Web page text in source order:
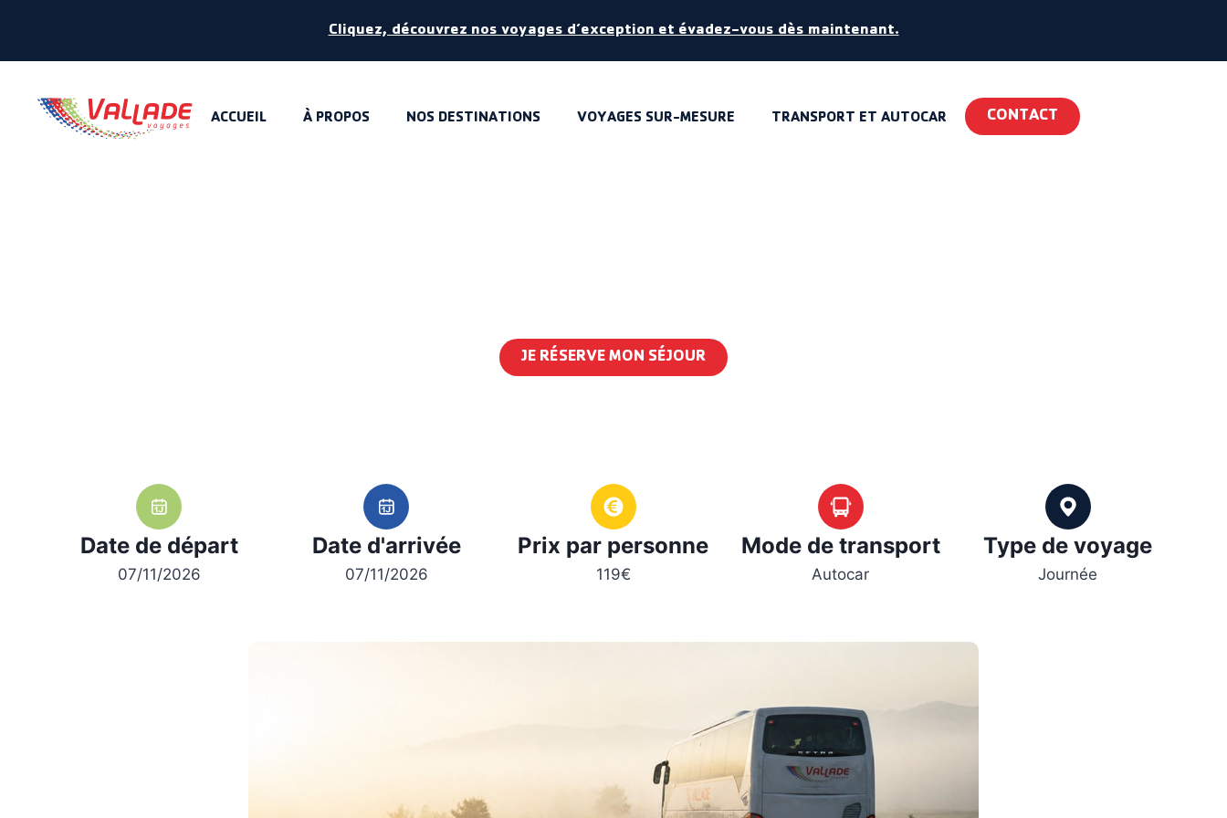
Cliquez, découvrez nos voyages d’exception et évadez-vous dès maintenant.
ACCUEIL À PROPOS NOS DESTINATIONS VOYAGES SUR-MESURE TRANSPORT ET AUTOCAR CONTACT
JE RÉSERVE MON SÉJOUR
Date de départ
07/11/2026
Date d'arrivée
07/11/2026
Prix par personne
119€
Mode de transport
Autocar
Type de voyage
Journée